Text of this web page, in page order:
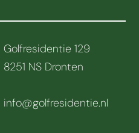
Golfresidentie 129
8251 NS Dronten
info@golfresidentie.nl